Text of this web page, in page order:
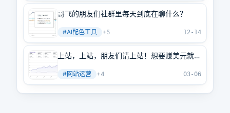
哥飞的朋友们社群里每天到底在聊什么？
#AI配色工具 +5 12-14
上站，上站，朋友们请上站！想要赚美元就多
#网站运营 +4 03-06